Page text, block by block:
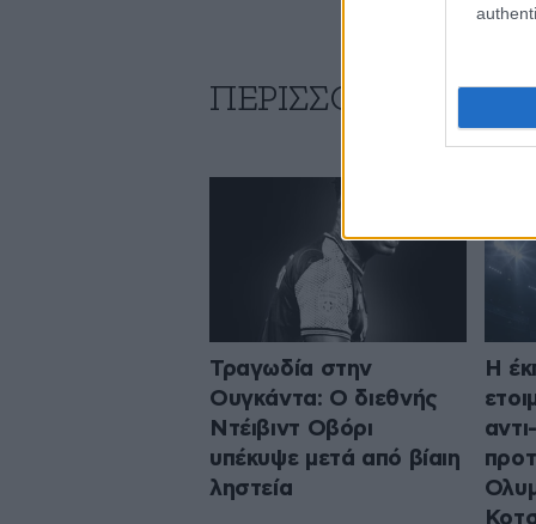
ΠΕΡΙΣΣΟΤΕΡΑ ΑΠΟ
Τραγωδία στην
Ουγκάντα: Ο διεθνής
Ντέιβιντ Οβόρι
υπέκυψε μετά από βίαιη
ληστεία
Η